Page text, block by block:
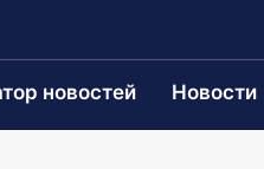
новостей Новости